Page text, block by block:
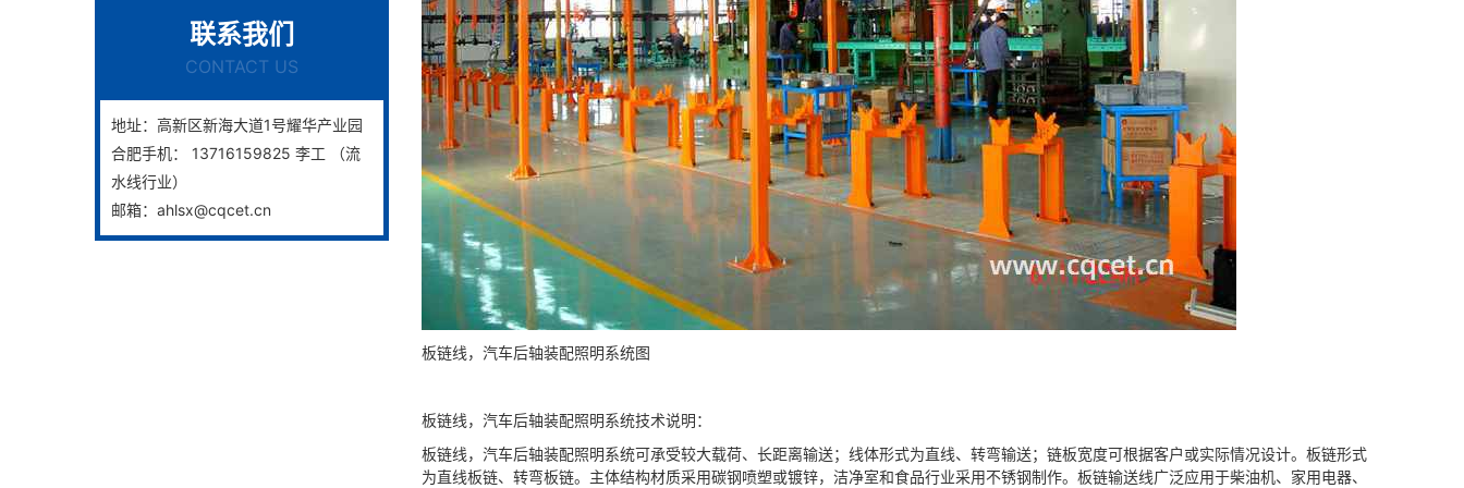
联系我们
CONTACT US
地址：高新区新海大道1号耀华产业园
合肥手机： 13716159825 李工 （流
水线行业）
邮箱：ahlsx@cqcet.cn
板链线，汽车后轴装配照明系统图
板链线，汽车后轴装配照明系统技术说明：
板链线，汽车后轴装配照明系统可承受较大载荷、长距离输送；线体形式为直线、转弯输送；链板宽度可根据客户或实际情况设计。板链形式
为直线板链、转弯板链。主体结构材质采用碳钢喷塑或镀锌，洁净室和食品行业采用不锈钢制作。板链输送线广泛应用于柴油机、家用电器、